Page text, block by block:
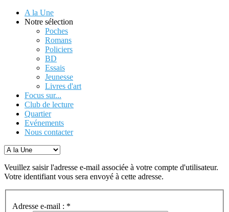
A la Une
Notre sélection
Poches
Romans
Policiers
BD
Essais
Jeunesse
Livres d'art
Focus sur...
Club de lecture
Quartier
Evénements
Nous contacter
Veuillez saisir l'adresse e-mail associée à votre compte d'utilisateur.
Votre identifiant vous sera envoyé à cette adresse.
Adresse e-mail : *